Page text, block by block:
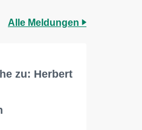
Alle Meldungen
zu: Herbert